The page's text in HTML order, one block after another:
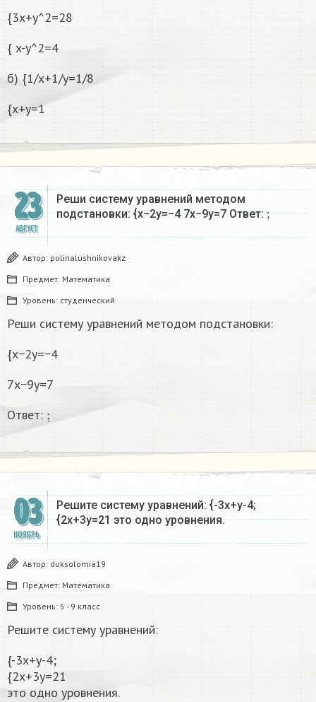
{3x+y^2=28
{ x-y^2=4
б) {1/x+1/y=1/8
{x+y=1
23
АВГУСТ
Реши систему уравнений методом
подстановки: {x−2y=−4 7x−9y=7 Ответ:
Автор: polinalushnikovakz
Предмет: Математика
Уровень: студенческий
Реши систему уравнений методом подстановки:
{x−2y=−4
7x−9y=7
Ответ:
03
НОЯБРЬ
Решите систему уравнений: {-3x+y-4;
{2x+3y=21 это одно уровнения.​
Автор: duksolomia19
Предмет: Математика
Уровень: 5 - 9 класс
Решите систему уравнений:
{-3x+y-4;
{2x+3y=21
это одно уровнения.​